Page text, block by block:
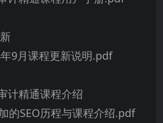
月课程更新说明.pdf
精通课程介绍
SEO历程与课程介绍.pdf